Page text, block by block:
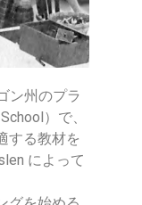
ン州のプラ
）で、
する教材を
によって